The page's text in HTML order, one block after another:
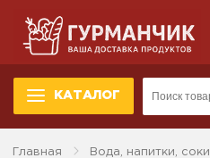
КАТАЛОГ
Главная
Вода, напитки, соки